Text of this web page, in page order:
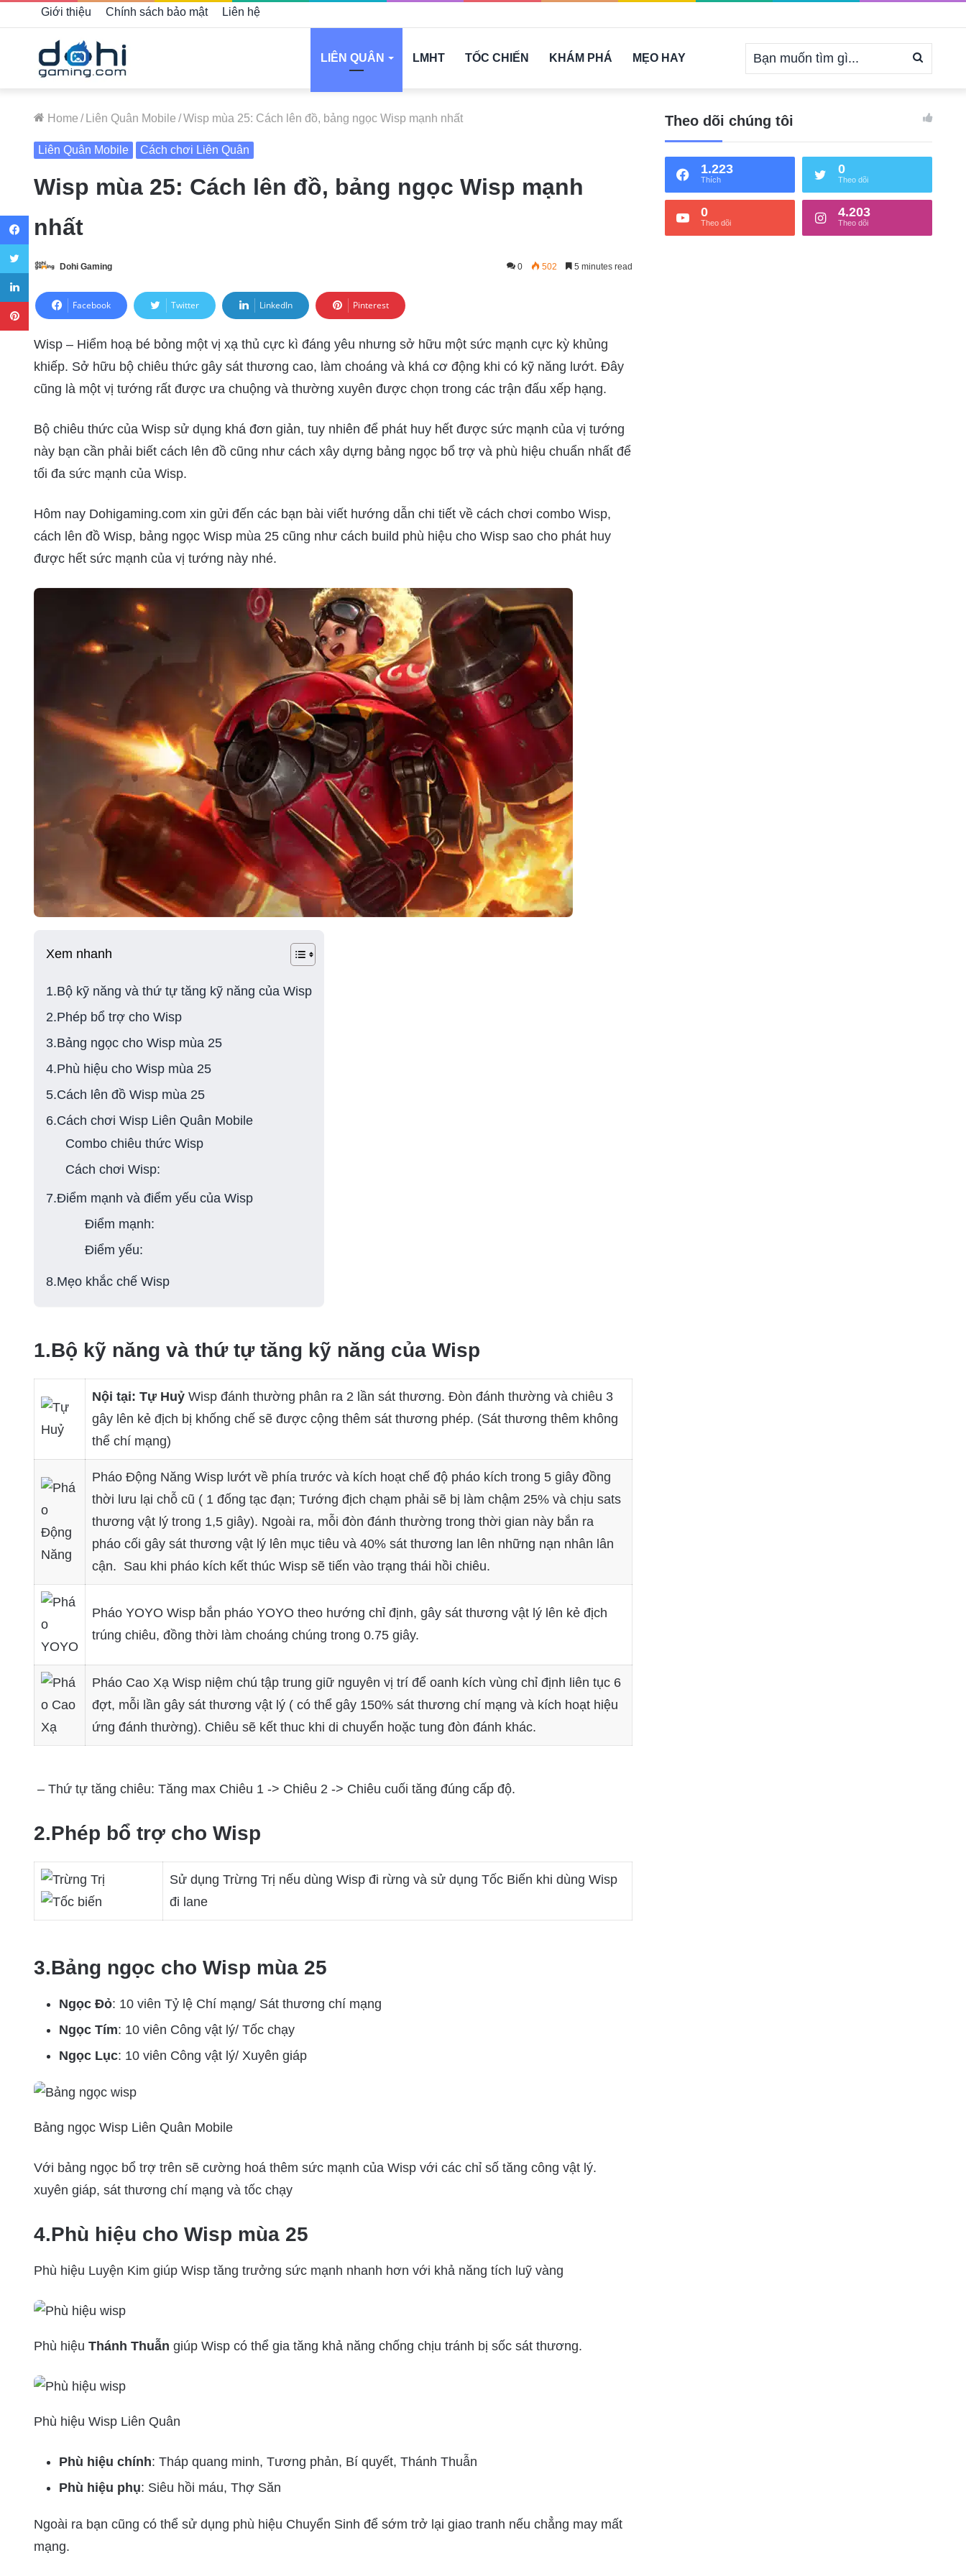
Giới thiệu Chính sách bảo mật Liên hệ
LIÊN QUÂN LMHT TỐC CHIẾN KHÁM PHÁ MẸO HAY
muốn
gì...
Home / Liên Quân Mobile /Wisp mùa 25: Cách lên đồ, bảng ngọc Wisp mạnh nhất
Liên Quân Mobile Cách chơi Liên Quân
Wisp mùa 25: Cách lên đồ, bảng ngọc Wisp mạnh
nhất
Dohi Gaming 0 502 5 minutes read
Facebook Twitter LinkedIn Pinterest
Wisp – Hiểm hoạ bé bỏng một vị xạ thủ cực kì đáng yêu nhưng sở hữu một sức mạnh cực kỳ khủng
khiếp. Sở hữu bộ chiêu thức gây sát thương cao, làm choáng và khá cơ động khi có kỹ năng lướt. Đây
cũng là một vị tướng rất được ưa chuộng và thường xuyên được chọn trong các trận đấu xếp hạng.
Bộ chiêu thức của Wisp sử dụng khá đơn giản, tuy nhiên để phát huy hết được sức mạnh của vị tướng
này bạn cần phải biết cách lên đồ cũng như cách xây dựng bảng ngọc bổ trợ và phù hiệu chuẩn nhất để
tối đa sức mạnh của Wisp.
Hôm nay Dohigaming.com xin gửi đến các bạn bài viết hướng dẫn chi tiết về cách chơi combo Wisp,
cách lên đồ Wisp, bảng ngọc Wisp mùa 25 cũng như cách build phù hiệu cho Wisp sao cho phát huy
được hết sức mạnh của vị tướng này nhé.
Xem nhanh
1.Bộ kỹ năng và thứ tự tăng kỹ năng của Wisp
2.Phép bổ trợ cho Wisp
3.Bảng ngọc cho Wisp mùa 25
4.Phù hiệu cho Wisp mùa 25
5.Cách lên đồ Wisp mùa 25
6.Cách chơi Wisp Liên Quân Mobile
Combo chiêu thức Wisp
Cách chơi Wisp:
7.Điểm mạnh và điểm yếu của Wisp
Điểm mạnh:
Điểm yếu:
8.Mẹo khắc chế Wisp
1.Bộ kỹ năng và thứ tự tăng kỹ năng của Wisp
Nội tại: Tự Huỷ Wisp đánh thường phân ra 2 lần sát thương. Đòn đánh thường và chiêu 3
gây lên kẻ địch bị khống chế sẽ được cộng thêm sát thương phép. (Sát thương thêm không
thể chí mạng)
Pháo Động Năng Wisp lướt về phía trước và kích hoạt chế độ pháo kích trong 5 giây đồng
thời lưu lại chỗ cũ ( 1 đống tạc đạn; Tướng địch chạm phải sẽ bị làm chậm 25% và chịu sats
thương vật lý trong 1,5 giây). Ngoài ra, mỗi đòn đánh thường trong thời gian này bắn ra
pháo cối gây sát thương vật lý lên mục tiêu và 40% sát thương lan lên những nạn nhân lân
cận. Sau khi pháo kích kết thúc Wisp sẽ tiến vào trạng thái hồi chiêu.
Pháo YOYO Wisp bắn pháo YOYO theo hướng chỉ định, gây sát thương vật lý lên kẻ địch
trúng chiêu, đồng thời làm choáng chúng trong 0.75 giây.
Pháo Cao Xạ Wisp niệm chú tập trung giữ nguyên vị trí để oanh kích vùng chỉ định liên tục 6
đợt, mỗi lần gây sát thương vật lý ( có thể gây 150% sát thương chí mạng và kích hoạt hiệu
ứng đánh thường). Chiêu sẽ kết thuc khi di chuyển hoặc tung đòn đánh khác.
– Thứ tự tăng chiêu: Tăng max Chiêu 1 -> Chiêu 2 -> Chiêu cuối tăng đúng cấp độ.
2.Phép bổ trợ cho Wisp
Sử dụng Trừng Trị nếu dùng Wisp đi rừng và sử dụng Tốc Biến khi dùng Wisp
đi lane
3.Bảng ngọc cho Wisp mùa 25
Ngọc Đỏ: 10 viên Tỷ lệ Chí mạng/ Sát thương chí mạng
Ngọc Tím: 10 viên Công vật lý/ Tốc chạy
Ngọc Lục: 10 viên Công vật lý/ Xuyên giáp
Bảng ngọc Wisp Liên Quân Mobile
Với bảng ngọc bổ trợ trên sẽ cường hoá thêm sức mạnh của Wisp với các chỉ số tăng công vật lý.
xuyên giáp, sát thương chí mạng và tốc chạy
4.Phù hiệu cho Wisp mùa 25
Phù hiệu Luyện Kim giúp Wisp tăng trưởng sức mạnh nhanh hơn với khả năng tích luỹ vàng
Phù hiệu Thánh Thuẫn giúp Wisp có thể gia tăng khả năng chống chịu tránh bị sốc sát thương.
Phù hiệu Wisp Liên Quân
Phù hiệu chính: Tháp quang minh, Tương phản, Bí quyết, Thánh Thuẫn
Phù hiệu phụ: Siêu hồi máu, Thợ Săn
Ngoài ra bạn cũng có thể sử dụng phù hiệu Chuyển Sinh để sớm trở lại giao tranh nếu chẳng may mất
mạng.
Theo dõi chúng tôi
1.223
Thích
0
Theo dõi
0
Theo dõi
4.203
Theo dõi
Facebook
Twitter
LinkedIn
Pinterest